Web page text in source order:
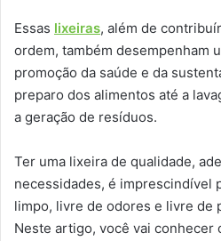
Essas lixeiras, além de
ordem, também desempenham
promoção da saúde e da
preparo dos alimentos até a
a geração de resíduos.
Ter uma lixeira de qualidade,
necessidades, é imprescindível
limpo, livre de odores e livre de
Neste artigo, você vai conhecer